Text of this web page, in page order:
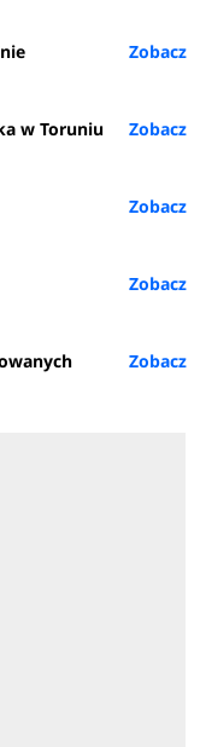
w Toruniu